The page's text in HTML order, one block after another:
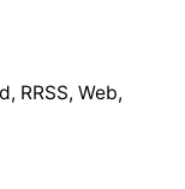
RRSS, Web,